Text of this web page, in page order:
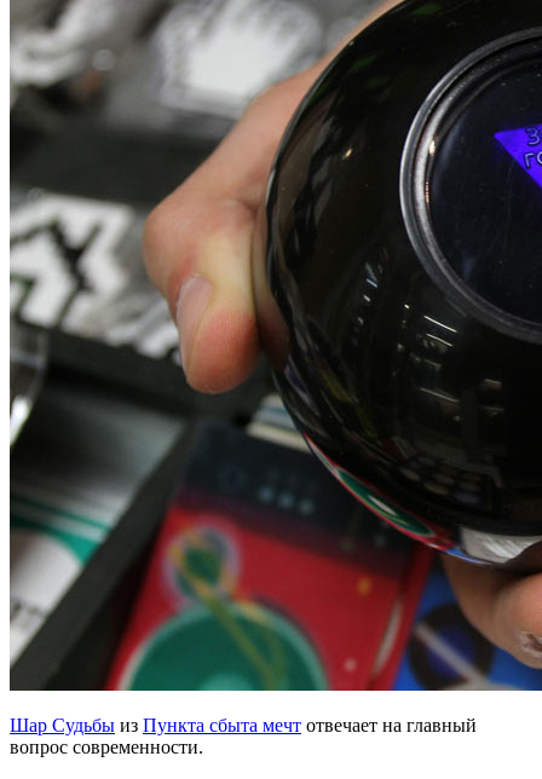
Шар Судьбы из Пункта сбыта мечт отвечает на главный
вопрос современности.